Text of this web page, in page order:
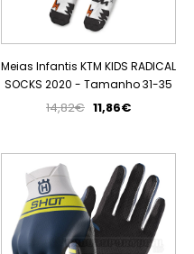
Meias Infantis KTM KIDS RADICAL
SOCKS 2020 - Tamanho 31-35
14,82€ 11,86€
PROMOÇÃO